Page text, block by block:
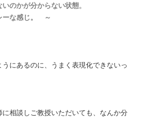
いのかが分からない状態。
ーな感じ。 ～
にあるのに、うまく表現化できないっ
相談しご教授いただいても、なんか分